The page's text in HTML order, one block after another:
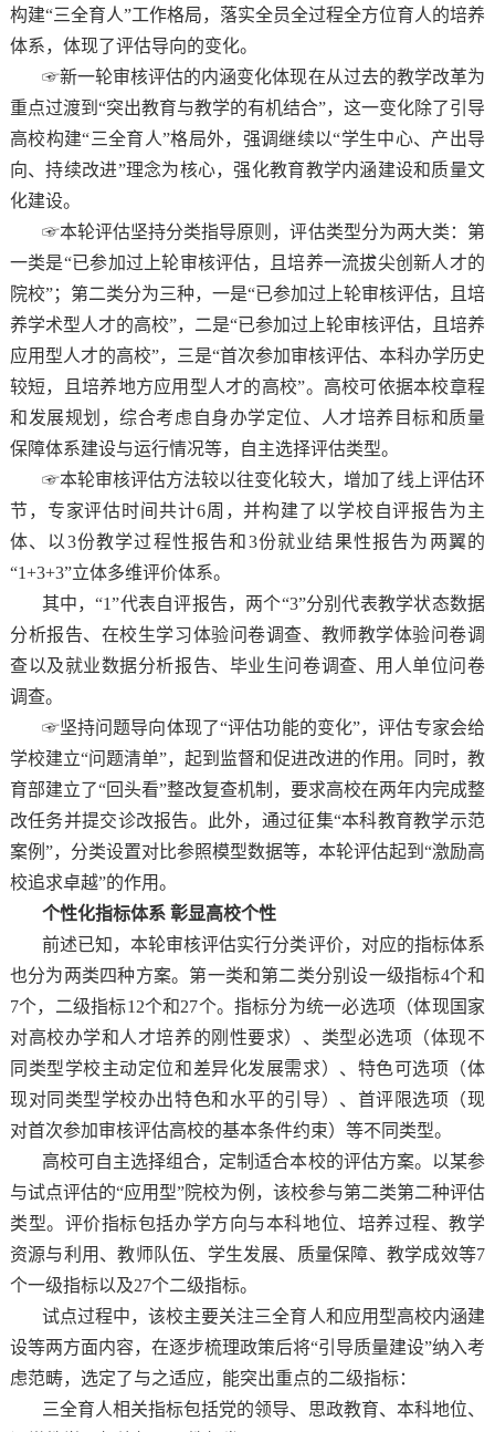
构建“三全育人”工作格局，落实全员全过程全方位育人的培养
体系，体现了评估导向的变化。
☞新一轮审核评估的内涵变化体现在从过去的教学改革为
重点过渡到“突出教育与教学的有机结合”，这一变化除了引导
高校构建“三全育人”格局外，强调继续以“学生中心、产出导
向、持续改进”理念为核心，强化教育教学内涵建设和质量文
化建设。
☞本轮评估坚持分类指导原则，评估类型分为两大类：第
一类是“已参加过上轮审核评估，且培养一流拔尖创新人才的
院校”；第二类分为三种，一是“已参加过上轮审核评估，且培
养学术型人才的高校”，二是“已参加过上轮审核评估，且培养
应用型人才的高校”，三是“首次参加审核评估、本科办学历史
较短，且培养地方应用型人才的高校”。高校可依据本校章程
和发展规划，综合考虑自身办学定位、人才培养目标和质量
保障体系建设与运行情况等，自主选择评估类型。
☞本轮审核评估方法较以往变化较大，增加了线上评估环
节，专家评估时间共计6周，并构建了以学校自评报告为主
体、以3份教学过程性报告和3份就业结果性报告为两翼的
“1+3+3”立体多维评价体系。
其中，“1”代表自评报告，两个“3”分别代表教学状态数据
分析报告、在校生学习体验问卷调查、教师教学体验问卷调
查以及就业数据分析报告、毕业生问卷调查、用人单位问卷
调查。
☞坚持问题导向体现了“评估功能的变化”，评估专家会给
学校建立“问题清单”，起到监督和促进改进的作用。同时，教
育部建立了“回头看”整改复查机制，要求高校在两年内完成整
改任务并提交诊改报告。此外，通过征集“本科教育教学示范
案例”，分类设置对比参照模型数据等，本轮评估起到“激励高
校追求卓越”的作用。
个性化指标体系 彰显高校个性
前述已知，本轮审核评估实行分类评价，对应的指标体系
也分为两类四种方案。第一类和第二类分别设一级指标4个和
7个，二级指标12个和27个。指标分为统一必选项（体现国家
对高校办学和人才培养的刚性要求）、类型必选项（体现不
同类型学校主动定位和差异化发展需求）、特色可选项（体
现对同类型学校办出特色和水平的引导）、首评限选项（现
对首次参加审核评估高校的基本条件约束）等不同类型。
高校可自主选择组合，定制适合本校的评估方案。以某参
与试点评估的“应用型”院校为例，该校参与第二类第二种评估
类型。评价指标包括办学方向与本科地位、培养过程、教学
资源与利用、教师队伍、学生发展、质量保障、教学成效等7
个一级指标以及27个二级指标。
试点过程中，该校主要关注三全育人和应用型高校内涵建
设等两方面内容，在逐步梳理政策后将“引导质量建设”纳入考
虑范畴，选定了与之适应，能突出重点的二级指标：
三全育人相关指标包括党的领导、思政教育、本科地位、